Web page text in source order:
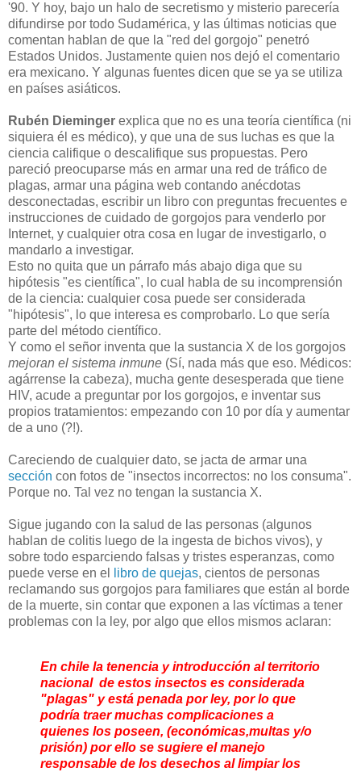
'90. Y hoy, bajo un halo de secretismo y misterio parecería
difundirse por todo Sudamérica, y las últimas noticias que
comentan hablan de que la "red del gorgojo" penetró
Estados Unidos. Justamente quien nos dejó el comentario
era mexicano. Y algunas fuentes dicen que se ya se utiliza
en países asiáticos.
Rubén Dieminger explica que no es una teoría científica (ni
siquiera él es médico), y que una de sus luchas es que la
ciencia califique o descalifique sus propuestas. Pero
pareció preocuparse más en armar una red de tráfico de
plagas, armar una página web contando anécdotas
desconectadas, escribir un libro con preguntas frecuentes e
instrucciones de cuidado de gorgojos para venderlo por
Internet, y cualquier otra cosa en lugar de investigarlo, o
mandarlo a investigar.
Esto no quita que un párrafo más abajo diga que su
hipótesis "es científica", lo cual habla de su incomprensión
de la ciencia: cualquier cosa puede ser considerada
"hipótesis", lo que interesa es comprobarlo. Lo que sería
parte del método científico.
Y como el señor inventa que la sustancia X de los gorgojos
mejoran el sistema inmune (Sí, nada más que eso. Médicos:
agárrense la cabeza), mucha gente desesperada que tiene
HIV, acude a preguntar por los gorgojos, e inventar sus
propios tratamientos: empezando con 10 por día y aumentar
de a uno (?!).
Careciendo de cualquier dato, se jacta de armar una
sección con fotos de "insectos incorrectos: no los consuma".
Porque no. Tal vez no tengan la sustancia X.
Sigue jugando con la salud de las personas (algunos
hablan de colitis luego de la ingesta de bichos vivos), y
sobre todo esparciendo falsas y tristes esperanzas, como
puede verse en el
libro de quejas, cientos de personas
reclamando sus gorgojos para familiares que están al borde
de la muerte, sin contar que exponen a las víctimas a tener
problemas con la ley, por algo que ellos mismos aclaran:
En chile la tenencia y introducción al territorio
nacional de estos insectos es considerada
"plagas" y está penada por ley, por lo que
podría traer muchas complicaciones a
quienes los poseen, (económicas,multas y/o
prisión) por ello se sugiere el manejo
responsable de los desechos al limpiar los